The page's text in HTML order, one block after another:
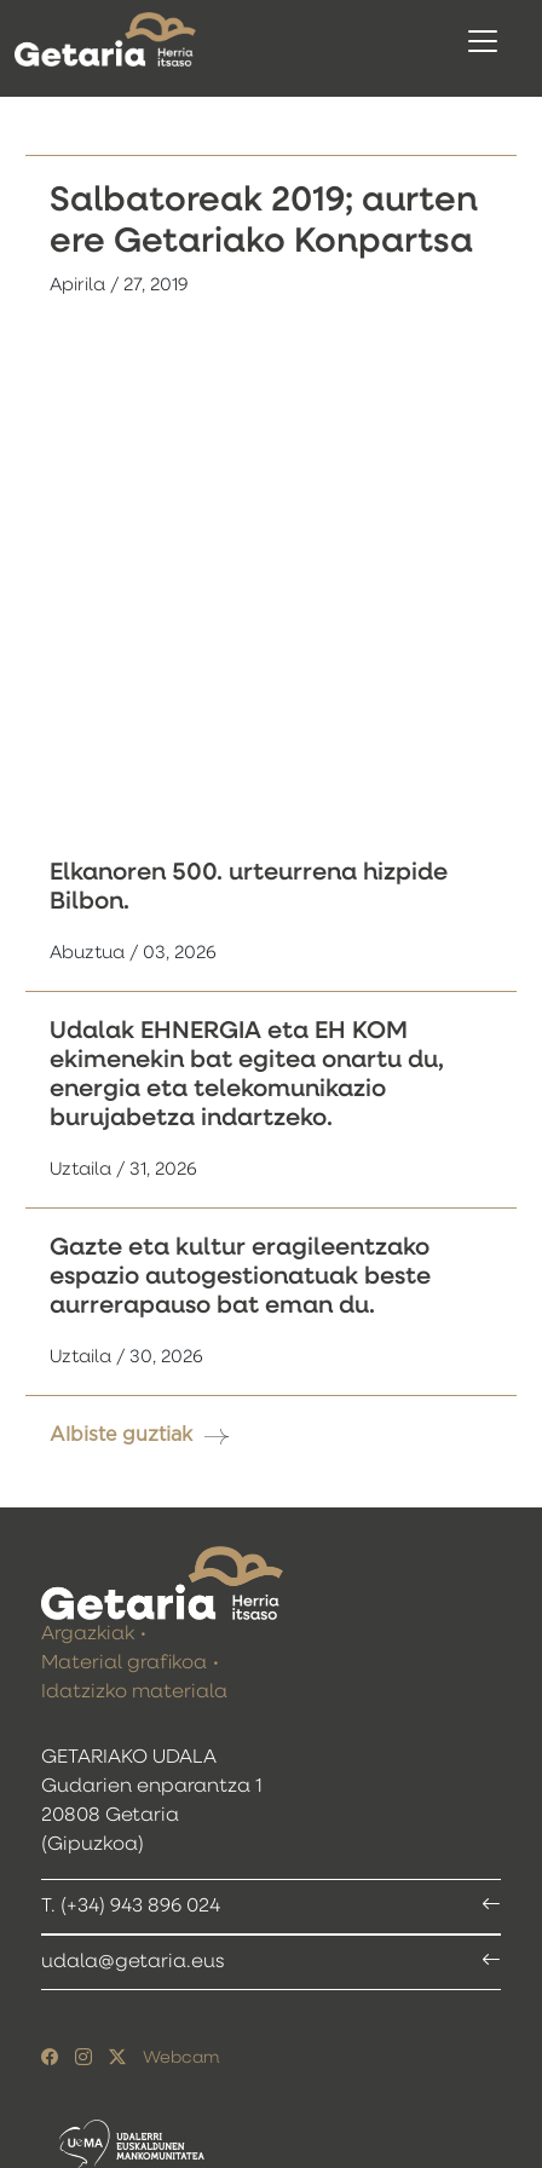
Salbatoreak 2019; aurten
ere Getariako Konpartsa
Apirila / 27, 2019
Elkanoren 500. urteurrena hizpide
Bilbon.
Abuztua / 03, 2026
Udalak EHNERGIA eta EH KOM
ekimenekin bat egitea onartu du,
energia eta telekomunikazio
burujabetza indartzeko.
Uztaila / 31, 2026
Gazte eta kultur eragileentzako
espazio autogestionatuak beste
aurrerapauso bat eman du.
Uztaila / 30, 2026
Albiste guztiak
GETARIAKO UDALA
Gudarien enparantza 1
20808 Getaria
(Gipuzkoa)
T. (+34) 943 896 024
udala@getaria.eus
Argazkiak
Material grafikoa
Idatzizko materiala
Webcam